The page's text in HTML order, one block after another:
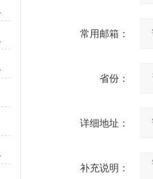
常用邮箱：
省份：
详细地址：
补充说明：